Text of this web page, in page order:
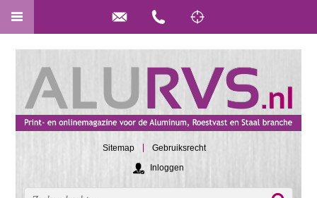
Sitemap
Gebruiksrecht
Inloggen